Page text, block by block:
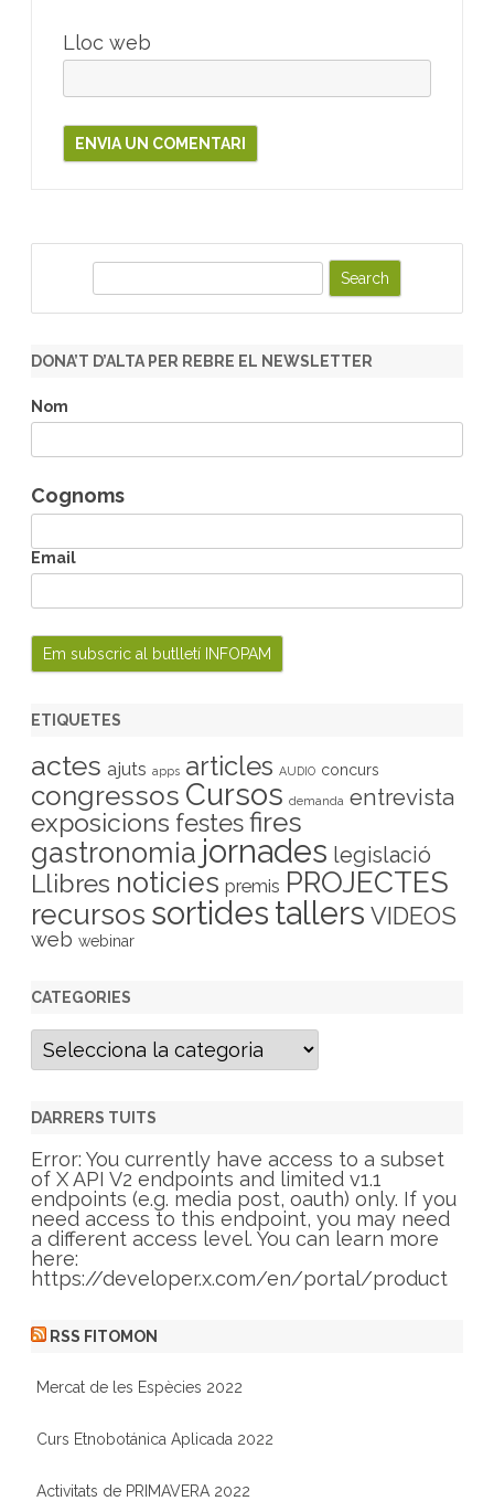
Lloc web
r
h
DONA’T D’ALTA PER REBRE EL NEWSLETTER
Nom
Cognoms
Email
ETIQUETES
actes ajuts apps articles AUDIO concurs
congressos Cursos demanda entrevista
exposicions festesfires
gastronomia jornades legislació
Llibres noticies premis PROJECTES
recursos sortides tallers VIDEOS
web webinar
CATEGORIES
C
t
g
r
i
e
s
DARRERS TUITS
Error: You currently have access to a subset
of X API V2 endpoints and limited v1.1
endpoints (e.g. media post, oauth) only. If you
need access to this endpoint, you may need
a different access level. You can learn more
here:
https://developer.x.com/en/portal/product
RSS FITOMON
Mercat de les Espècies 2022
Curs Etnobotánica Aplicada 2022
Activitats de PRIMAVERA 2022